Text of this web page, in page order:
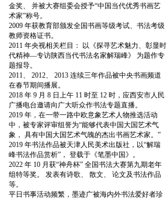
金奖、 并被大赛组委会授予“中国当代优秀书画艺
术家”称号。
2009 年获教育部颁发全国书画等级考试、书法考级
教师资格证书。
2011 年央视相关栏目： 以《探寻艺术魅力、彰显时
代精神—专访陕西当代书法名家解瑞峰》 为题作专
题报导。
2011、 2012、 2013 连续三年作品被中央书画频道
在春节期间播展。
2018 年 9 月 8 日上午 11 时至 12 时，应西安市人民
广播电台邀请向广大听众作书法专题直播。
2019 年，在一带一路中欧意象艺术人物推选活动
中，被专家评审组誉为“能够代表中国大国艺术气
象， 具有中国大国艺术气魄的杰出书画艺术家。”
2019 年书法作品被天津人民美术出版社，以“解瑞
峰书法作品赏析”， 登载于《笔墨中国》。
2022 年 10 月获“神舟杯” 全国书法大赛第九期老年
组特等奖。 发表有诗歌、 散文、 论文及书法作品
等。
平日书事活动频繁，墨迹广被海内外书法爱好者珍